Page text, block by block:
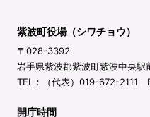
紫波町役場（シワチョウ）
〒028-3392
岩手県紫波郡紫波町紫波中央駅
TEL：（代表）019-672-2111
開庁時間